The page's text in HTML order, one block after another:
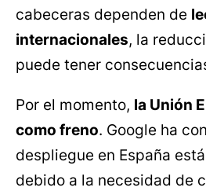
cabeceras dependen de
internacionales, la
puede tener
Por el momento, la Unión
como freno. Google ha
despliegue en España
debido a la necesidad de